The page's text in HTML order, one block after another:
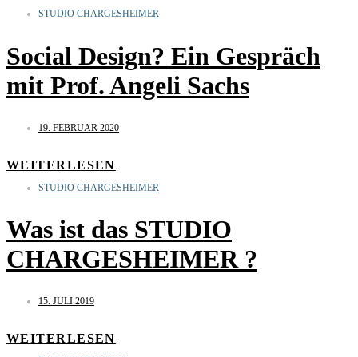
STUDIO CHARGESHEIMER
Social Design? Ein Gespräch
mit Prof. Angeli Sachs
19. FEBRUAR 2020
WEITERLESEN
STUDIO CHARGESHEIMER
Was ist das STUDIO
CHARGESHEIMER ?
15. JULI 2019
WEITERLESEN